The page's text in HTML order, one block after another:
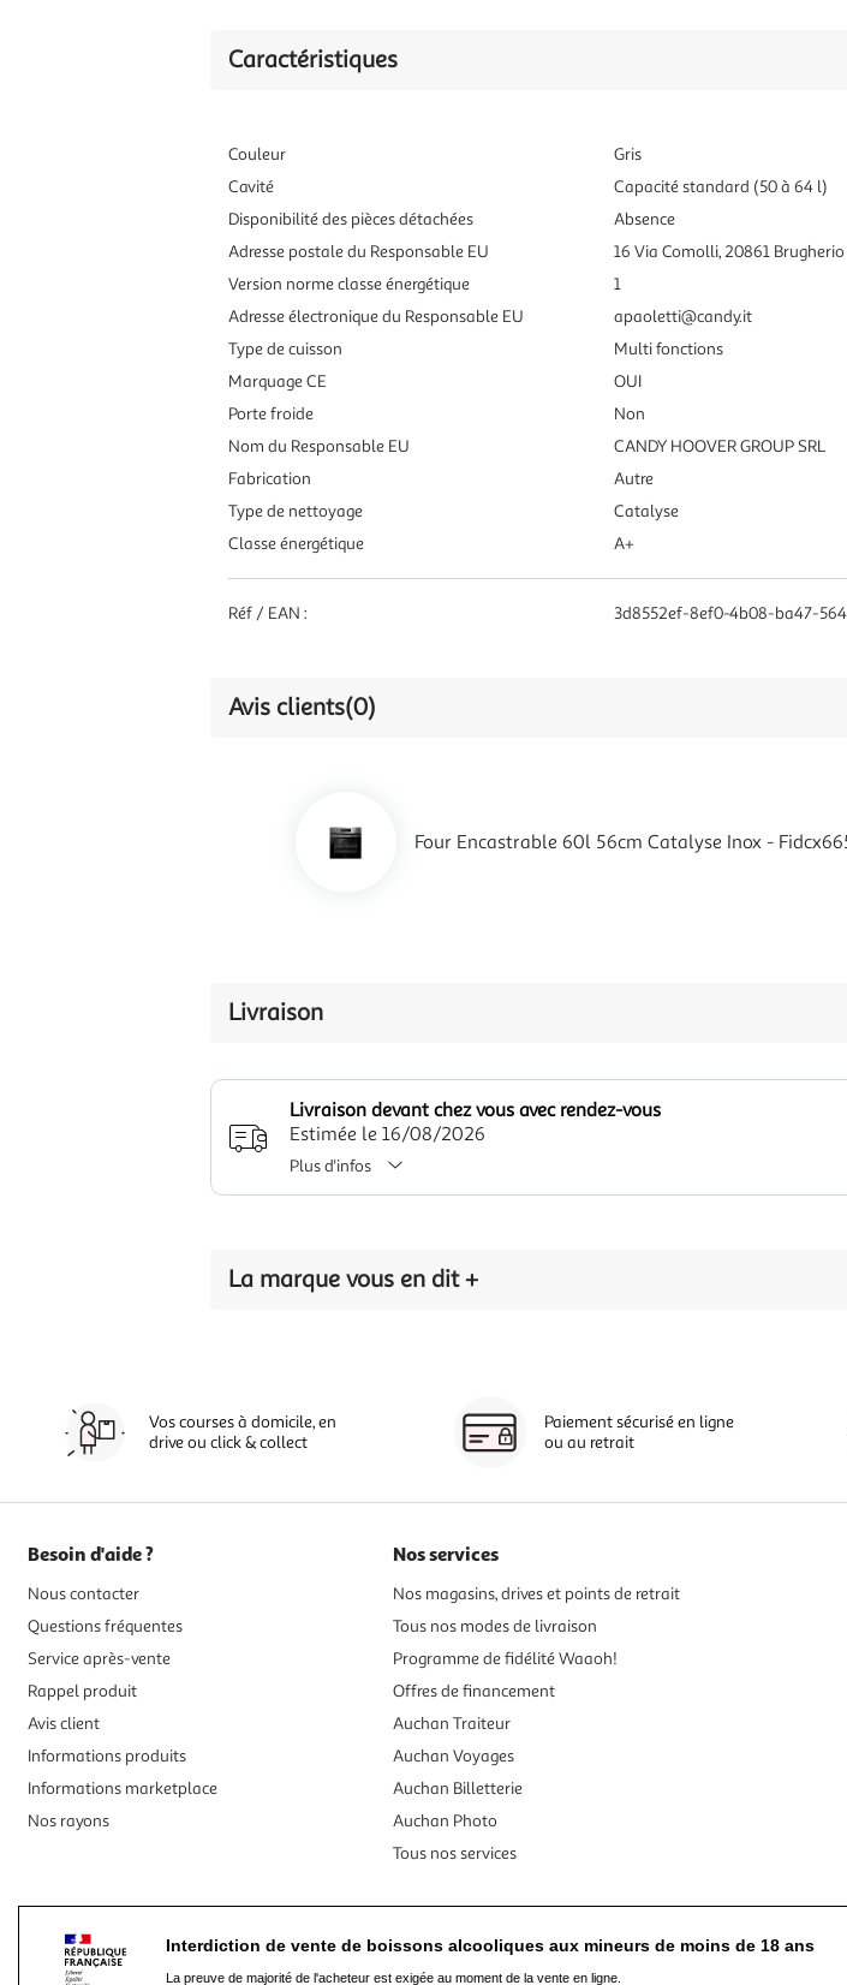
Caractéristiques
Couleur
Gris
Cavité
Capacité standard (50 à 64 l)
Disponibilité des pièces détachées
Absence
Adresse postale du Responsable EU
16 Via Comolli, 20861
Version norme classe énergétique
1
Adresse électronique du Responsable EU
apaoletti@candy.it
Type de cuisson
Multi fonctions
Marquage CE
OUI
Porte froide
Non
Nom du Responsable EU
CANDY HOOVER GROUP SRL
Fabrication
Autre
Type de nettoyage
Catalyse
Classe énergétique
A+
Réf / EAN : 3d8552ef-8ef0-4b08-ba47-
Avis clients(0)
Four Encastrable 60l 56cm Catalyse Inox -
Livraison
Livraison devant chez vous avec rendez-vous
Estimée le 16/08/2026
Plus d'infos
La marque vous en dit +
Vos courses à domicile, en
drive ou click & collect
Paiement sécurisé en ligne
ou au retrait
Besoin d'aide ?
Nous contacter
Questions fréquentes
Service après-vente
Rappel produit
Avis client
Informations produits
Informations marketplace
Nos rayons
Nos services
Nos magasins, drives et points de retrait
Tous nos modes de livraison
Programme de fidélité Waaoh!
Offres de financement
Auchan Traiteur
Auchan Voyages
Auchan Billetterie
Auchan Photo
Tous nos services
Interdiction de vente de boissons alcooliques aux mineurs de moins de 18 ans
La preuve de majorité de l'acheteur est exigée au moment de la vente en ligne.